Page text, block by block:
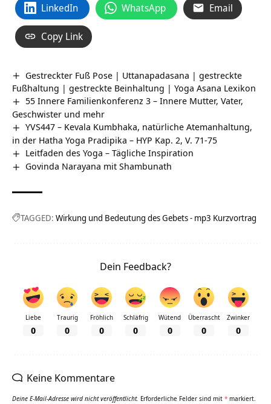
LinkedIn WhatsApp Email
Copy Link
Gestreckter Fuß Pose | Uttanapadasana | gestreckte
Fußhaltung | gestreckte Beinhaltung | Yoga Asana Lexikon
55 Innere Familienkonferenz 3 – Innere Mutter, Vater,
Geschwister und mehr
YVS447 – Kevala Kumbhaka, natürliche Atemanhaltung,
in der Hatha Yoga Pradipika – HYP Kap. 2, V. 71-75
Leitfaden des Yoga – Tägliche Inspiration
Govinda Narayana mit Shambunath
TAGGED: Wirkung und Bedeutung des Gebets - mp3 Kurzvortrag
Dein Feedback?
Liebe
0
Traurig
0
Fröhlich
0
Schläfrig
0
Wütend
0
Überrascht
0
Zwinker
0
Keine Kommentare
Deine E-Mail-Adresse wird nicht veröffentlicht. Erforderliche Felder sind mit * markiert.